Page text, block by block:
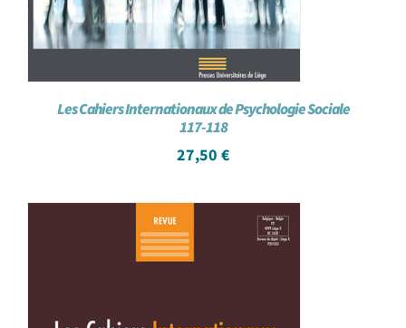
Les Cahiers Internationaux de Psychologie Sociale
117-118
27,50 €